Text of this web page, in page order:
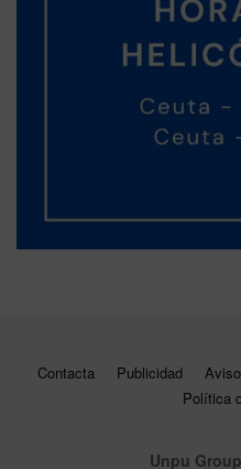
Contacta Publicidad
Política
Unpu